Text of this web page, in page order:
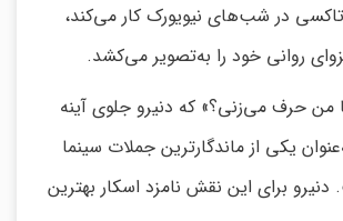
تاکسی در شب‌های نیویورک کار می‌کند،
روانی خود را به‌تصویر می‌کشد.
من حرف می‌زنی؟» که دنیرو جلوی آینه
یکی از ماندگارترین جملات سینما
برای این نقش نامزد اسکار بهترین